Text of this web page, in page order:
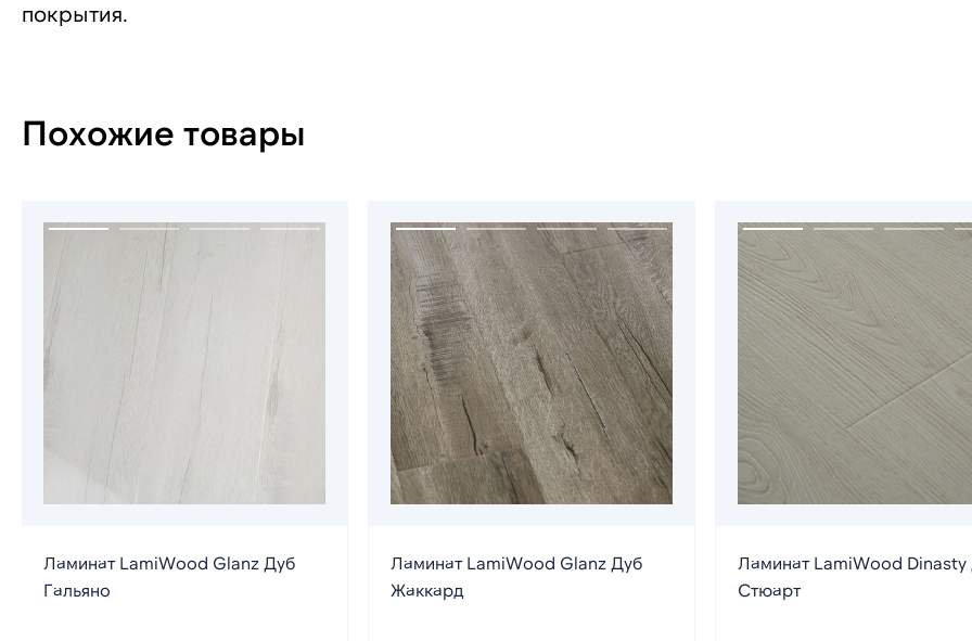
покрытия.
Похожие товары
Ламинат LamiWood Glanz Дуб
Гальяно
Ламинат LamiWood Glanz Дуб
Жаккард
Ламинат LamiWood Dinasty
Стюарт